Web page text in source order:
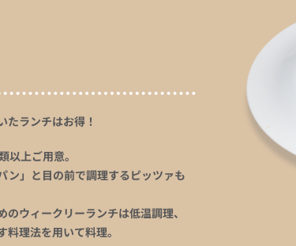
たランチはお得！
以上ご用意。
ン」と目の前で調理するピッツァも
ウィークリーランチは低温調理、
理法を用いて料理。